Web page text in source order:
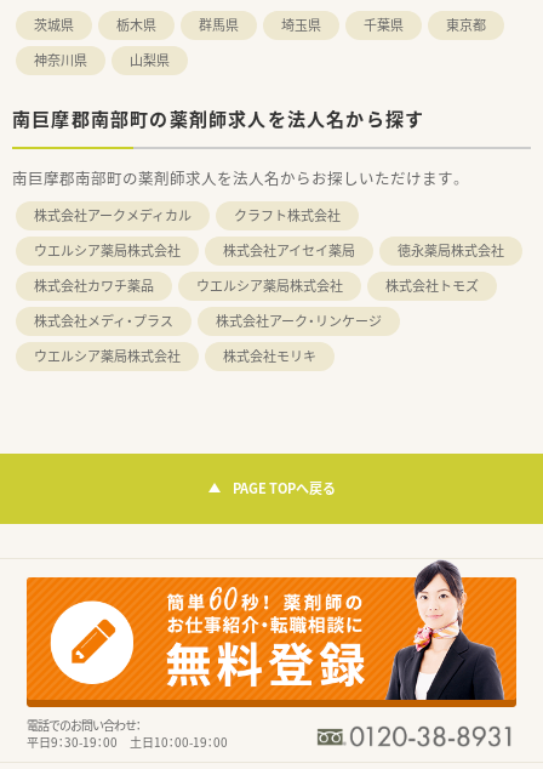
茨城県 栃木県 群馬県 埼玉県 千葉県
東京都
神奈川県
山梨県
南巨摩郡南部町の薬剤師求人を法人名から探す
南巨摩郡南部町の薬剤師求人を法人名からお探しいただけます。
株式会社アークメディカル
クラフト株式会社
ウエルシア薬局株式会社
株式会社アイセイ薬局
徳永薬局株式会社
株式会社カワチ薬品
ウエルシア薬局株式会社
株式会社トモズ
株式会社メディ・プラス
株式会社アーク・リンケージ
ウエルシア薬局株式会社
株式会社モリキ
PAGE TOPへ戻る
電話でのお問い合わせ：
平日9：30-19：00 土日10：00-19：00